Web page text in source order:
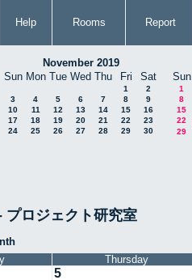
Help Rooms Report
November 2019
Sun Mon Tue Wed Thu Fri Sat
1
2
3
4 5 6 7 8
9
10
11 12 13 14 15
16
17
18 19 20 21 22
23
24
25 26 27 28 29 30
Sun
1
8
15
22
29
ロジェクト研究室
Thursday
5